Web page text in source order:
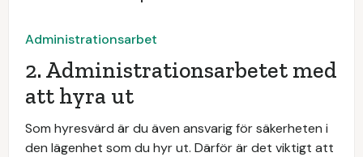
Administrationsarbet
2. Administrationsarbetet med
att hyra ut
Som hyresvärd är du även ansvarig för säkerheten i
den lägenhet som du hyr ut. Därför är det viktigt att